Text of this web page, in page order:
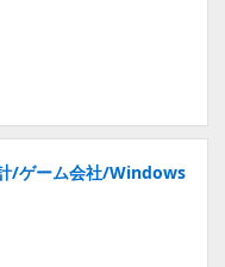
/ゲーム会社/Windows